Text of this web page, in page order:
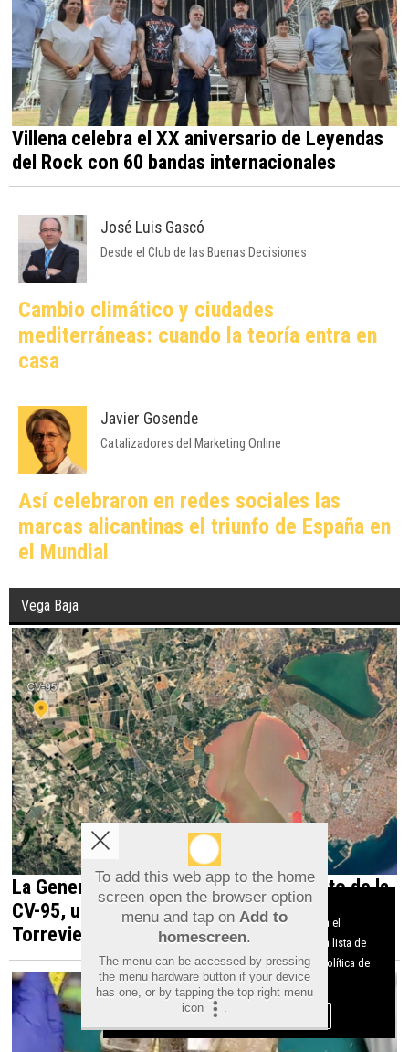
Villena celebra el XX aniversario de Leyendas
del Rock con 60 bandas internacionales
José Luis Gascó
Desde el Club de las Buenas Decisiones
Cambio climático y ciudades
mediterráneas: cuando la teoría entra en
casa
Javier Gosende
Catalizadores del Marketing Online
Así celebraron en redes sociales las
marcas alicantinas el triunfo de España en
el Mundial
Vega Baja
La Generalitat impulsa el desdoblamiento de la
CV-95, una infraestructura estratégica para
Torrevieja y la Vega Baja
To add this web app to the home
screen open the browser option
menu and tap on Add to
homescreen.
The menu can be accessed by pressing
the menu hardware button if your device
has one, or by tapping the top right menu
icon
.
Aviso sobre el Uso de cookies:
Utilizamos cookies nuestras y de terceros para el
funcionamiento del digital. Puedes consultar la lista de
cookies y como desconectarlas. Ver nuestra Política de
Privacidad y Cookies
Aceptar Cookies